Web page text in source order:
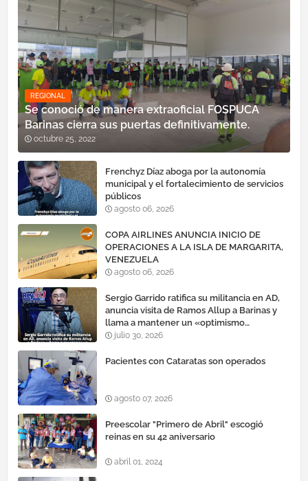
REGIONAL
Se conoció de manera extraoficial FOSPUCA
Barinas cierra sus puertas definitivamente.
octubre 25, 2022
Frenchyz Díaz aboga por la autonomía
municipal y el fortalecimiento de servicios
públicos
agosto 06, 2026
COPA AIRLINES ANUNCIA INICIO DE
OPERACIONES A LA ISLA DE MARGARITA,
VENEZUELA
agosto 06, 2026
Sergio Garrido ratifica su militancia en AD,
anuncia visita de Ramos Allup a Barinas y
llama a mantener un «optimismo
cauteloso»
julio 30, 2026
Pacientes con Cataratas son operados
agosto 07, 2026
Preescolar "Primero de Abril" escogió
reinas en su 42 aniversario
abril 01, 2024